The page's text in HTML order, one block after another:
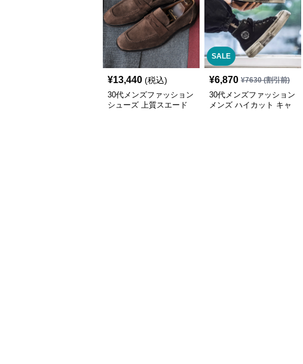
¥13,440 (税込)
30代メンズファッション
シューズ 上質スエード
SALE
¥6,870 ¥7630(割引前)
30代メンズファッション
メンズ ハイカット キャ